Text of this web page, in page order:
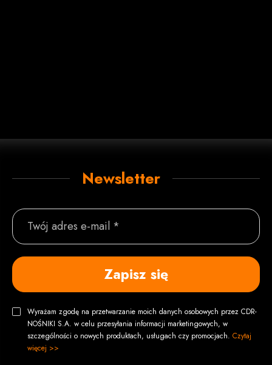
Newsletter
Twój adres e-mail *
Zapisz się
Wyrażam zgodę na przetwarzanie moich danych osobowych przez CDR-
NOŚNIKI S.A. w celu przesyłania informacji marketingowych, w
szczególności o nowych produktach, usługach czy promocjach. Czytaj
więcej >>